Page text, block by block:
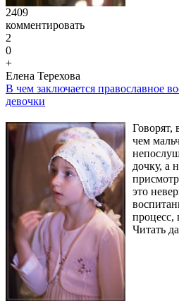
2409
комментировать
2
0
+
Елена Терехова
В чем заключается православное
девочки
Говорят,
чем
дочку, а
это
процесс,
Читать